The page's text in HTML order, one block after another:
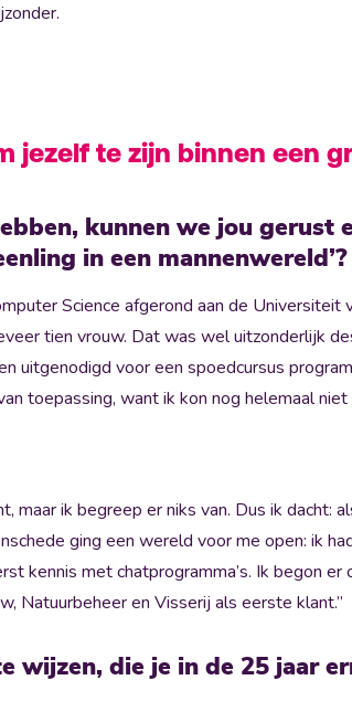
jezelf te zijn binnen een
kunnen we jou gerust
in een mannenwereld’?
Science afgerond aan de Universiteit
tien vrouw. Dat was wel uitzonderlijk
uitgenodigd voor een spoedcursus
toepassing, want ik kon nog helemaal niet
ik begreep er niks van. Dus ik dacht:
ging een wereld voor me open: ik
kennis met chatprogramma’s. Ik begon
Natuurbeheer en Visserij als eerste klant.”
wijzen, die je in de 25 jaar